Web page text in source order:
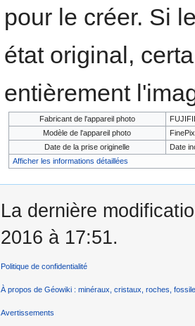
pour le créer. Si
état original,
entièrement
Fabricant de l'appareil photo
Modèle de l'appareil photo
Date de la prise originelle
Date
Afficher les informations détaillées
La dernière
2016 à 17:51.
Politique de confidentialité
À propos de Géowiki : minéraux, cristaux, roches,
Avertissements